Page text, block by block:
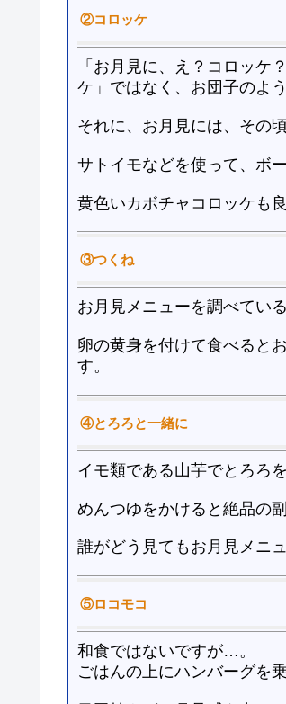
②コロッケ
「お月見に、え？コロッケ
ケ」ではなく、お団子のよ
それに、お月見には、その
サトイモなどを使って、ボ
黄色いカボチャコロッケも良
③つくね
お月見メニューを調べてい
卵の黄身を付けて食べると
す。
④とろろと一緒に
イモ類である山芋でとろろ
めんつゆをかけると絶品の
誰がどう見てもお月見メニ
⑤ロコモコ
和食ではないですが…。
ごはんの上にハンバーグを